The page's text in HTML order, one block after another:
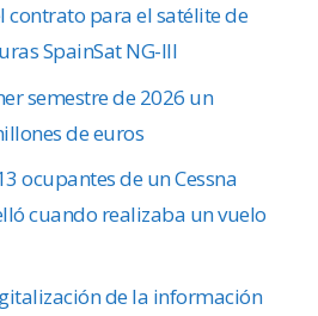
contrato para el satélite de
SpainSat NG-III
semestre de 2026 un
de euros
ocupantes de un Cessna
cuando realizaba un vuelo
de la información